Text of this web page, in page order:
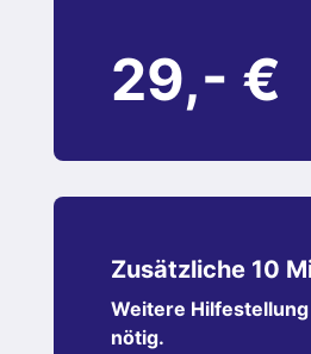
29,- €
Zusätzliche 10
Weitere Hilfestellung
nötig.